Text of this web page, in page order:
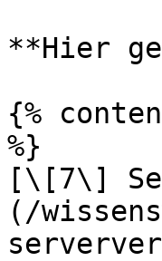
**Hier
{%
%}
[\[7\]
(/